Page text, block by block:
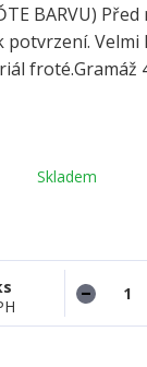
BARVU)
froté.Gramáž
Skladem